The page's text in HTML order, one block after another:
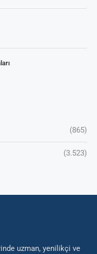
(865)
(3.523)
uzman, yenilikçi ve